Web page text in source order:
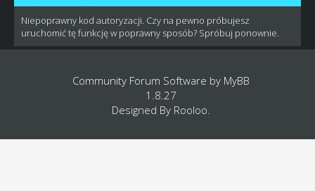
Niepoprawny kod autoryzacji. Czy na pewno próbujesz
uruchomić tę funkcję w poprawny sposób? Spróbuj ponownie.
Community Forum Software by MyBB
1.8.27
Designed By Rooloo.